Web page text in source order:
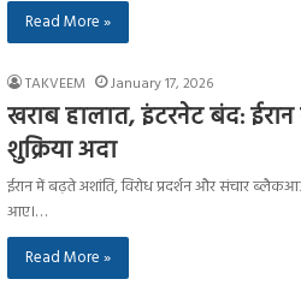
Read More »
TAKVEEM January 17, 2026
खराब हालात, इंटरनेट बंद:
शुक्रिया अदा
ईरान में बढ़ते अशांति, विरोध प्रदर्शन और संचार
आए।…
Read More »